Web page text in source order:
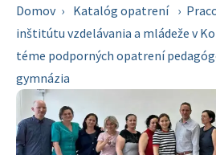
Domov › Katalóg opatrení ›
inštitútu vzdelávania a mládeže v
téme podporných opatrení
gymnázia